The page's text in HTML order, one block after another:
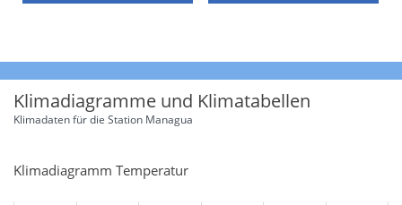
Klimadiagramme und Klimatabellen
Klimadaten für die Station Managua
Klimadiagramm Temperatur